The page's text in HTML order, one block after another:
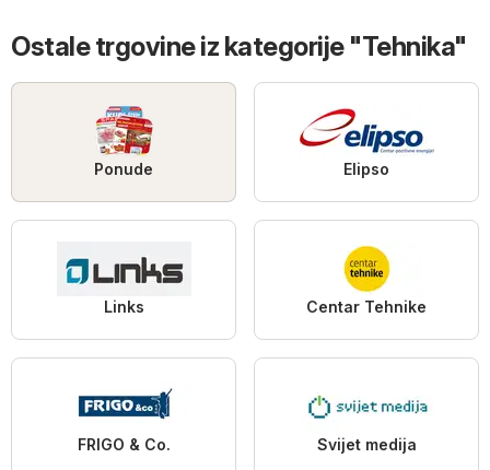
Ostale trgovine iz kategorije "Tehnika"
Ponude Elipso
Links Centar Tehnike
FRIGO & Co. Svijet medija